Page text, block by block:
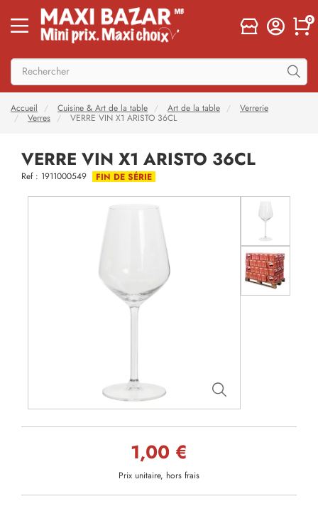
0
Accueil Cuisine & Art de la table Art de la table
Verrerie
Verres
VERRE VIN X1 ARISTO 36CL
VERRE VIN X1 ARISTO 36CL
Ref : 1911000549 FIN DE SÉRIE
1,00 €
Prix unitaire, hors frais